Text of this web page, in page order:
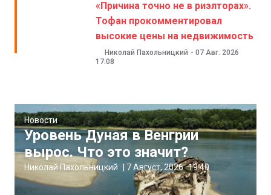
«Причина точно не в риэлторах».
Тофан прокомментировал
высокие цены на недвижимость
Николай Пахольницкий - 07 Авг. 2026
17:08
Новости
Уровень Дуная в Венгрии
вырос. Что это значит?
Николай Пахольницкий | 7 Август, 2026 19:40